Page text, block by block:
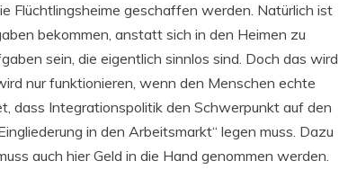
Flüchtlingsheime geschaffen werden. Natürlich ist
bekommen, anstatt sich in den Heimen zu
sein, die eigentlich sinnlos sind. Doch das wird
nur funktionieren, wenn den Menschen echte
dass Integrationspolitik den Schwerpunkt auf den
in den Arbeitsmarkt“ legen muss. Dazu
auch hier Geld in die Hand genommen werden.